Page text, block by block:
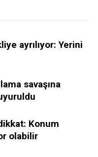
ayrılıyor: Yerini
savaşına
Konum
olabilir